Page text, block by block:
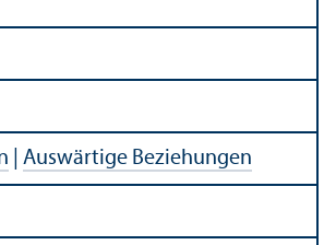
Auswärtige Beziehungen